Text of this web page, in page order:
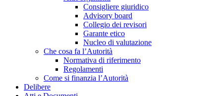
Consigliere giuridico
Advisory board
Collegio dei revisori
Garante etico
Nucleo di valutazione
Che cosa fa l’Autorità
Normativa di riferimento
Regolamenti
Come si finanzia l’Autorità
Delibere